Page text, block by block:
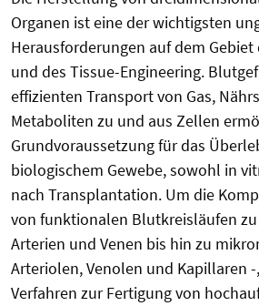
Organen ist eine der wichtigsten
Herausforderungen auf dem
und des Tissue-Engineering.
effizienten Transport von Gas,
Metaboliten zu und aus Zellen
Grundvoraussetzung für das
biologischem Gewebe, sowohl in
nach Transplantation. Um die
von funktionalen Blutkreisläufen
Arterien und Venen bis hin zu
Arteriolen, Venolen und Kapillaren
Verfahren zur Fertigung von